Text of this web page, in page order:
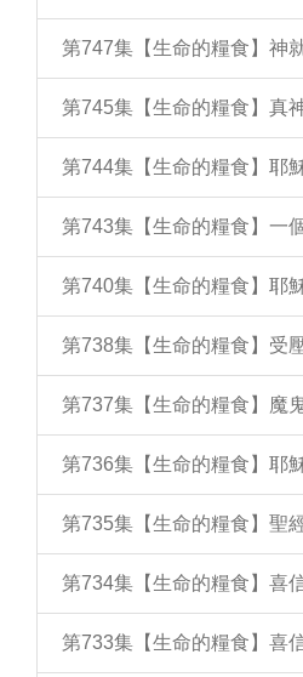
第747集【生命的糧食】神
第745集【生命的糧食】真
第744集【生命的糧食】耶
第743集【生命的糧食】一
第740集【生命的糧食】耶
第738集【生命的糧食】受
第737集【生命的糧食】魔
第736集【生命的糧食】耶
第735集【生命的糧食】聖
第734集【生命的糧食】喜
第733集【生命的糧食】喜